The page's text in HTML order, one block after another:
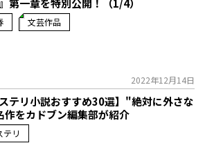
第一章を特別公開！（1/4）
文芸作品
2022年12月14日
ステリ小説おすすめ30選】"絶対に外さな
作をカドブン編集部が紹介
テリ